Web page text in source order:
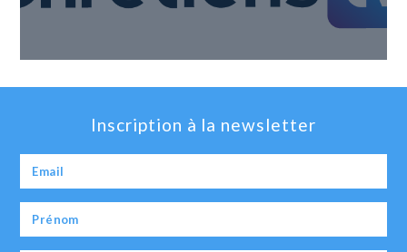
Inscription à la newsletter